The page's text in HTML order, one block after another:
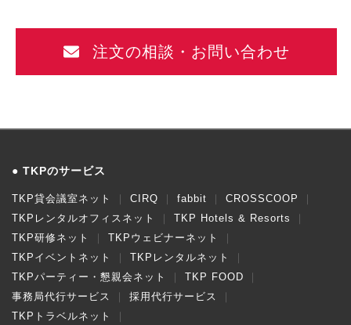
注文の相談・お問い合わせ
TKPのサービス
TKP貸会議室ネット CIRQ fabbit
CROSSCOOP
TKPレンタルオフィスネット
TKP Hotels & Resorts
TKP研修ネット
TKPウェビナーネット
TKPイベントネット
TKPレンタルネット
TKPパーティー・懇親会ネット
TKP FOOD
事務局代行サービス
採用代行サービス
TKPトラベルネット